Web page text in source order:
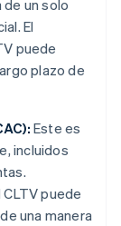
un solo
El
puede
plazo de
Este es
incluidos
puede
una manera